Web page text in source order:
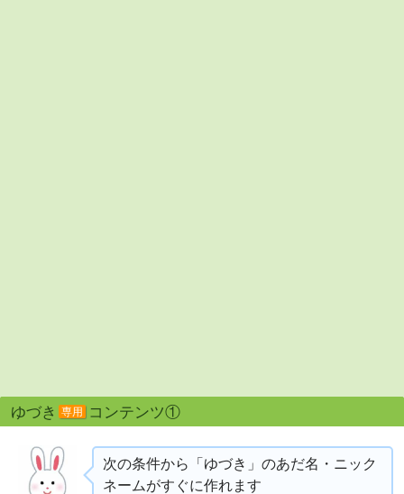
ゆづき 専用 コンテンツ①
次の条件から「ゆづき」のあだ名・ニック
ネームがすぐに作れます